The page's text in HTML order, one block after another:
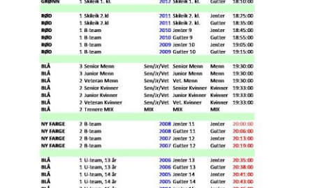
VISMA SKI CLASSICS 4 kids (3-12 år)
Ungdomsbirken & LYN SKI
Birkebeinerrennet (voksne)
Søndags langturer